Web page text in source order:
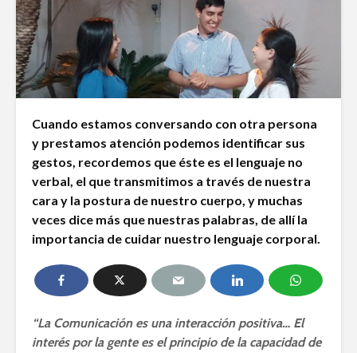
Cuando estamos conversando con otra persona
y prestamos atención podemos identificar sus
gestos, recordemos que éste es el lenguaje no
verbal, el que transmitimos a través de nuestra
cara y la postura de nuestro cuerpo, y muchas
veces dice más que nuestras palabras, de allí la
importancia de cuidar nuestro lenguaje corporal.
“La Comunicación es una interacción positiva… El
interés por la gente es el principio de la capacidad de